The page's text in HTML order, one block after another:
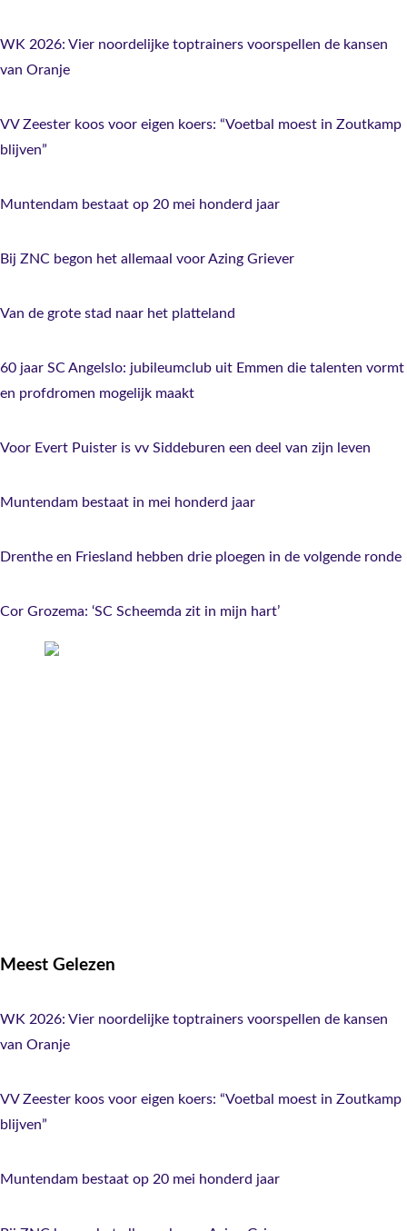
WK 2026: Vier noordelijke toptrainers voorspellen de kansen
van Oranje
VV Zeester koos voor eigen koers: “Voetbal moest in Zoutkamp
blijven”
Muntendam bestaat op 20 mei honderd jaar
Bij ZNC begon het allemaal voor Azing Griever
Van de grote stad naar het platteland
60 jaar SC Angelslo: jubileumclub uit Emmen die talenten vormt
en profdromen mogelijk maakt
Voor Evert Puister is vv Siddeburen een deel van zijn leven
Muntendam bestaat in mei honderd jaar
Drenthe en Friesland hebben drie ploegen in de volgende ronde
Cor Grozema: ‘SC Scheemda zit in mijn hart’
Meest Gelezen
WK 2026: Vier noordelijke toptrainers voorspellen de kansen
van Oranje
VV Zeester koos voor eigen koers: “Voetbal moest in Zoutkamp
blijven”
Muntendam bestaat op 20 mei honderd jaar